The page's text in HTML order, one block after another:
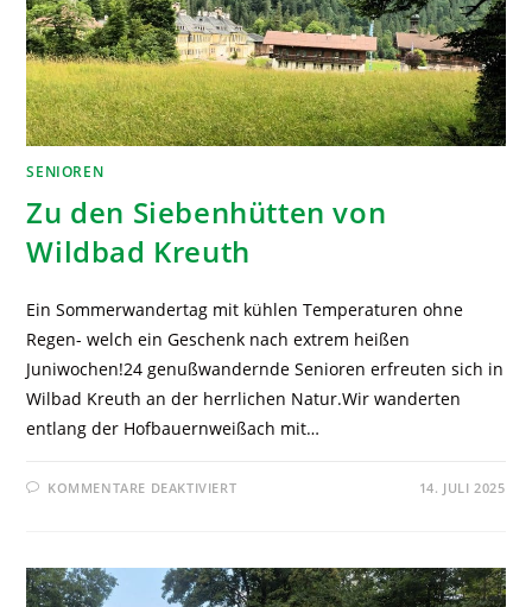
SENIOREN
Zu den Siebenhütten von
Wildbad Kreuth
Ein Sommerwandertag mit kühlen Temperaturen ohne
Regen- welch ein Geschenk nach extrem heißen
Juniwochen!24 genußwandernde Senioren erfreuten sich in
Wilbad Kreuth an der herrlichen Natur.Wir wanderten
entlang der Hofbauernweißach mit…
KOMMENTARE DEAKTIVIERT 14. JULI 2025